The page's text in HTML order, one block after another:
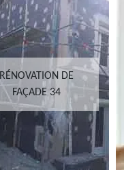
RÉNOVATION DE
FAÇADE 34